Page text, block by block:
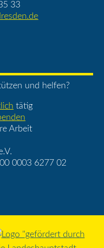
33
und helfen?
tätig
Arbeit
0003 6277 02